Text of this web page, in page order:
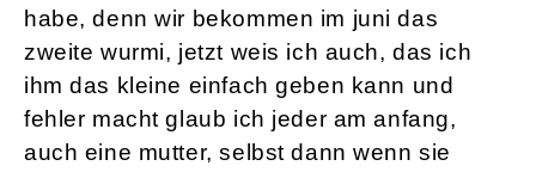
habe, denn wir bekommen im juni das
zweite wurmi, jetzt weis ich auch, das ich
ihm das kleine einfach geben kann und
fehler macht glaub ich jeder am anfang,
auch eine mutter, selbst dann wenn sie